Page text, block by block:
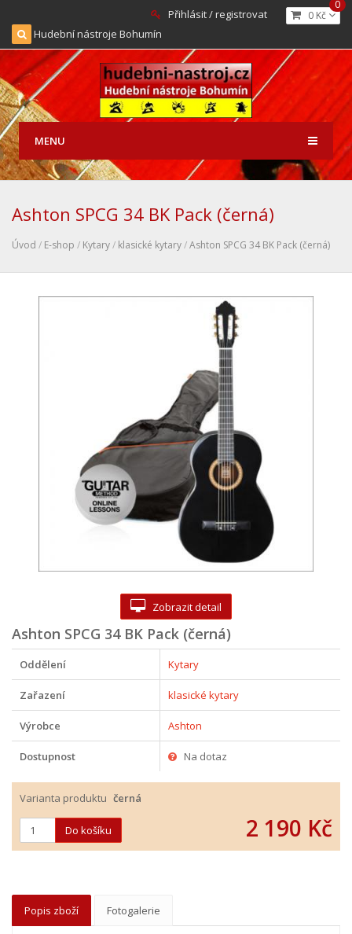
0 Kč
0
Přihlásit / registrovat
Hudební nástroje Bohumín
MENU
Ashton SPCG 34 BK Pack (černá)
Úvod / E-shop / Kytary/ klasické kytary/Ashton SPCG 34 BK Pack (černá)
Zobrazit detail
Ashton SPCG 34 BK Pack (černá)
Oddělení Kytary
Zařazení klasické kytary
Výrobce Ashton
Dostupnost Na dotaz
Varianta produktu černá
2 190 Kč
Popis zboží Fotogalerie